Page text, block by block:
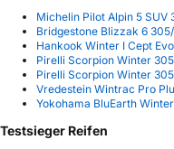
Michelin Pilot Alpin 5 SUV
Bridgestone Blizzak 6
Hankook Winter I Cept
Pirelli Scorpion Winter
Pirelli Scorpion Winter
Vredestein Wintrac Pro
Yokohama BluEarth
Testsieger Reifen